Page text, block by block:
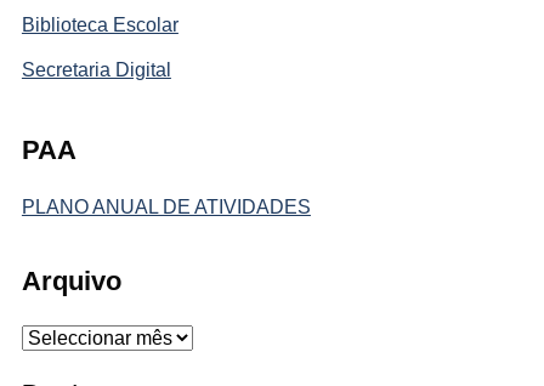
Biblioteca Escolar
Secretaria Digital
PAA
PLANO ANUAL DE ATIVIDADES
Arquivo
Arquivo